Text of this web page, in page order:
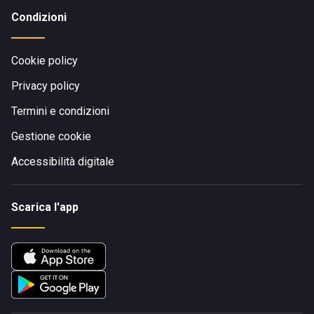
Condizioni
Cookie policy
Privacy policy
Termini e condizioni
Gestione cookie
Accessibilità digitale
Scarica l'app